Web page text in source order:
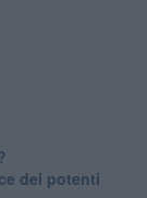
dei potenti